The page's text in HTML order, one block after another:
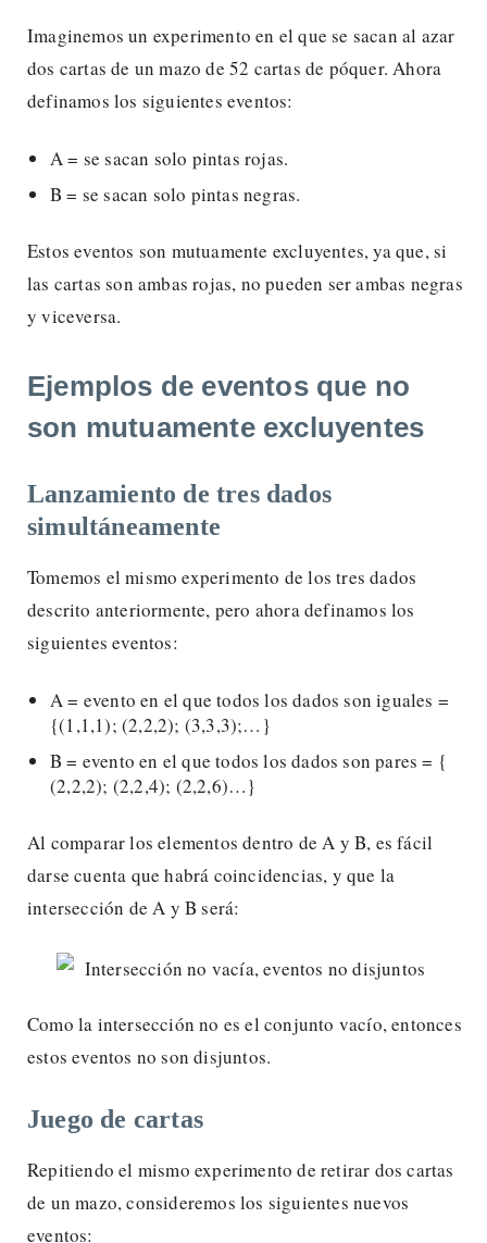
Imaginemos un experimento en el que se sacan al azar
dos cartas de un mazo de 52 cartas de póquer. Ahora
definamos los siguientes eventos:
A = se sacan solo pintas rojas.
B = se sacan solo pintas negras.
Estos eventos son mutuamente excluyentes, ya que, si
las cartas son ambas rojas, no pueden ser ambas negras
y viceversa.
Ejemplos de eventos que no
son mutuamente excluyentes
Lanzamiento de tres dados
simultáneamente
Tomemos el mismo experimento de los tres dados
descrito anteriormente, pero ahora definamos los
siguientes eventos:
A = evento en el que todos los dados son iguales =
{(1,1,1); (2,2,2); (3,3,3);…}
B = evento en el que todos los dados son pares = {
(2,2,2); (2,2,4); (2,2,6)…}
Al comparar los elementos dentro de A y B, es fácil
darse cuenta que habrá coincidencias, y que la
intersección de A y B será:
Como la intersección no es el conjunto vacío, entonces
estos eventos no son disjuntos.
Juego de cartas
Repitiendo el mismo experimento de retirar dos cartas
de un mazo, consideremos los siguientes nuevos
eventos: